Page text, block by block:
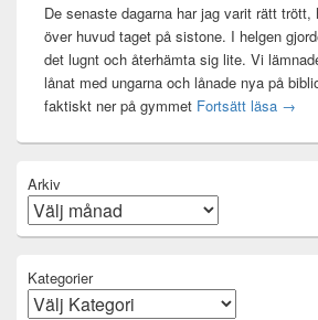
De senaste dagarna har jag varit rätt
över huvud taget på sistone. I helgen
det lugnt och återhämta sig lite. Vi
lånat med ungarna och lånade nya på
faktiskt ner på gymmet Fortsätt läsa →
Arkiv
Kategorier